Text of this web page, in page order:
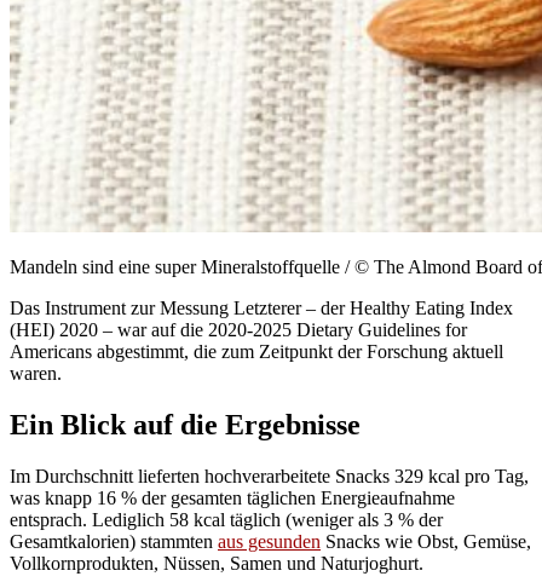
Mandeln sind eine super Mineralstoffquelle / © The Almond Board
Das Instrument zur Messung Letzterer – der Healthy Eating Index
(HEI) 2020 – war auf die 2020-2025 Dietary Guidelines for
Americans abgestimmt, die zum Zeitpunkt der Forschung aktuell
waren.
Ein Blick auf die Ergebnisse
Im Durchschnitt lieferten hochverarbeitete Snacks 329 kcal pro Tag,
was knapp 16 % der gesamten täglichen Energieaufnahme
entsprach. Lediglich 58 kcal täglich (weniger als 3 % der
Gesamtkalorien) stammten aus gesunden Snacks wie Obst, Gemüse,
Vollkornprodukten, Nüssen, Samen und Naturjoghurt.